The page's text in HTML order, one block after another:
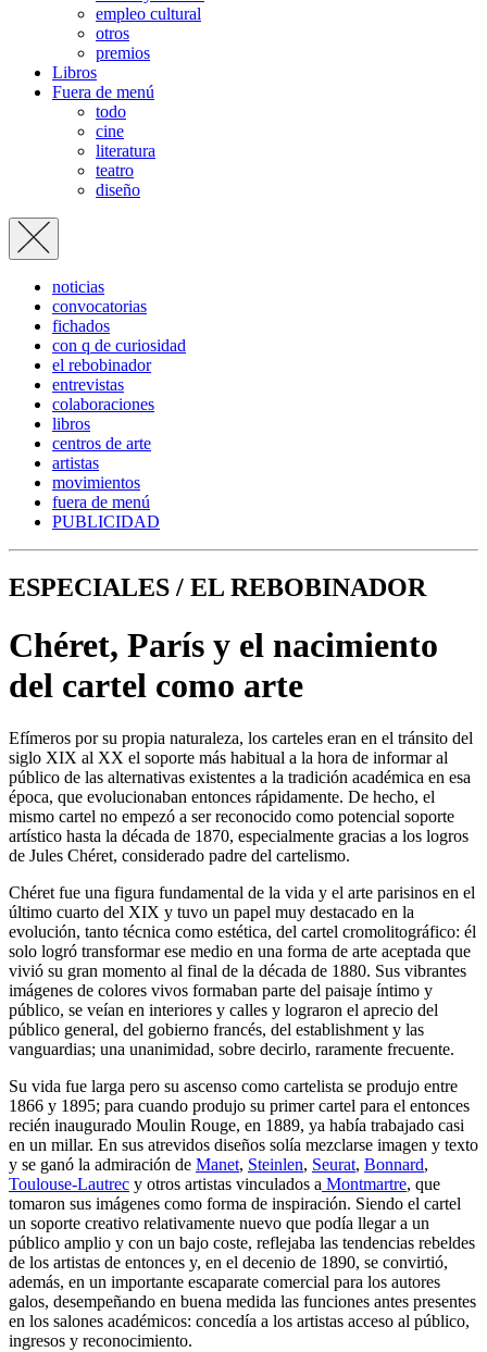
empleo cultural
otros
premios
Libros
Fuera de menú
todo
cine
literatura
teatro
diseño
noticias
convocatorias
fichados
con q de curiosidad
el rebobinador
entrevistas
colaboraciones
libros
centros de arte
artistas
movimientos
fuera de menú
PUBLICIDAD
ESPECIALES / EL REBOBINADOR
Chéret, París y el nacimiento
del cartel como arte
Efímeros por su propia naturaleza, los carteles eran en el tránsito del
siglo XIX al XX el soporte más habitual a la hora de informar al
público de las alternativas existentes a la tradición académica en esa
época, que evolucionaban entonces rápidamente. De hecho, el
mismo cartel no empezó a ser reconocido como potencial soporte
artístico hasta la década de 1870, especialmente gracias a los logros
de Jules Chéret, considerado padre del cartelismo.
Chéret fue una figura fundamental de la vida y el arte parisinos en el
último cuarto del XIX y tuvo un papel muy destacado en la
evolución, tanto técnica como estética, del cartel cromolitográfico: él
solo logró transformar ese medio en una forma de arte aceptada que
vivió su gran momento al final de la década de 1880. Sus vibrantes
imágenes de colores vivos formaban parte del paisaje íntimo y
público, se veían en interiores y calles y lograron el aprecio del
público general, del gobierno francés, del establishment y las
vanguardias; una unanimidad, sobre decirlo, raramente frecuente.
Su vida fue larga pero su ascenso como cartelista se produjo entre
1866 y 1895; para cuando produjo su primer cartel para el entonces
recién inaugurado Moulin Rouge, en 1889, ya había trabajado casi
en un millar. En sus atrevidos diseños solía mezclarse imagen y texto
y se ganó la admiración de Manet, Steinlen, Seurat, Bonnard,
Toulouse-Lautrec y otros artistas vinculados a Montmartre, que
tomaron sus imágenes como forma de inspiración. Siendo el cartel
un soporte creativo relativamente nuevo que podía llegar a un
público amplio y con un bajo coste, reflejaba las tendencias rebeldes
de los artistas de entonces y, en el decenio de 1890, se convirtió,
además, en un importante escaparate comercial para los autores
galos, desempeñando en buena medida las funciones antes presentes
en los salones académicos: concedía a los artistas acceso al público,
ingresos y reconocimiento.